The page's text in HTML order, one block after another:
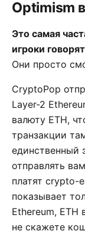
Optimism
Это самая
игроки
Они просто
CryptoPop
Layer-2
валюту ETH,
транзакции
единственный
отправлять
платят crypto-
показывает
Ethereum, ETH
не скажете